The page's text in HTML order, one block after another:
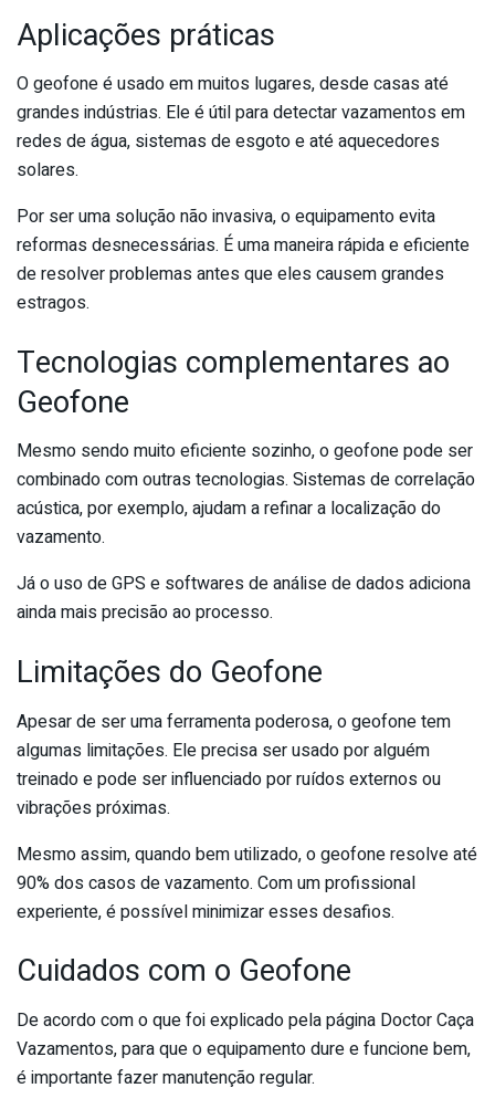
Aplicações práticas
O geofone é usado em muitos lugares, desde casas até
grandes indústrias. Ele é útil para detectar vazamentos em
redes de água, sistemas de esgoto e até aquecedores
solares.
Por ser uma solução não invasiva, o equipamento evita
reformas desnecessárias. É uma maneira rápida e eficiente
de resolver problemas antes que eles causem grandes
estragos.
Tecnologias complementares ao
Geofone
Mesmo sendo muito eficiente sozinho, o geofone pode ser
combinado com outras tecnologias. Sistemas de correlação
acústica, por exemplo, ajudam a refinar a localização do
vazamento.
Já o uso de GPS e softwares de análise de dados adiciona
ainda mais precisão ao processo.
Limitações do Geofone
Apesar de ser uma ferramenta poderosa, o geofone tem
algumas limitações. Ele precisa ser usado por alguém
treinado e pode ser influenciado por ruídos externos ou
vibrações próximas.
Mesmo assim, quando bem utilizado, o geofone resolve até
90% dos casos de vazamento. Com um profissional
experiente, é possível minimizar esses desafios.
Cuidados com o Geofone
De acordo com o que foi explicado pela página Doctor Caça
Vazamentos, para que o equipamento dure e funcione bem,
é importante fazer manutenção regular.